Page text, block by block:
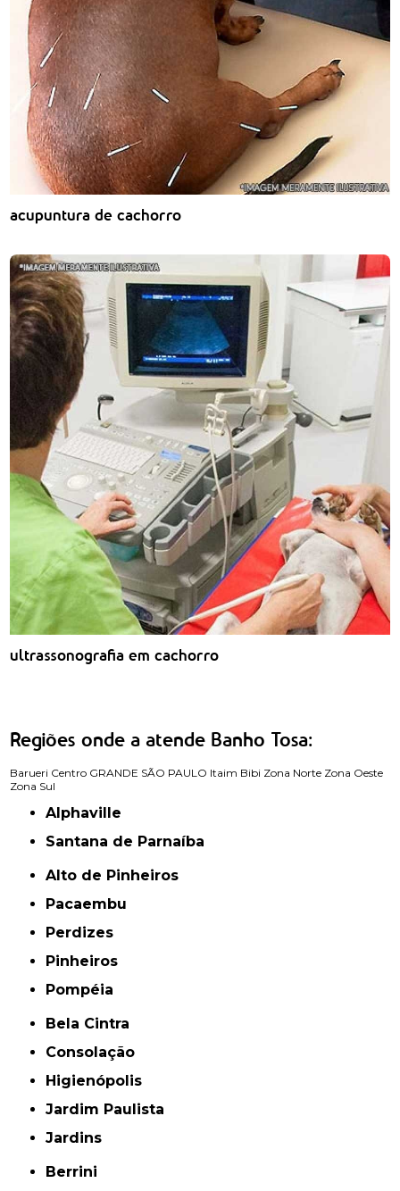
acupuntura de cachorro
ultrassonografia em cachorro
Regiões onde a atende Banho Tosa:
Barueri Centro GRANDE SÃO PAULO Itaim Bibi Zona Norte Zona Oeste
Zona Sul
Alphaville
Santana de Parnaíba
Alto de Pinheiros
Pacaembu
Perdizes
Pinheiros
Pompéia
Bela Cintra
Consolação
Higienópolis
Jardim Paulista
Jardins
Berrini